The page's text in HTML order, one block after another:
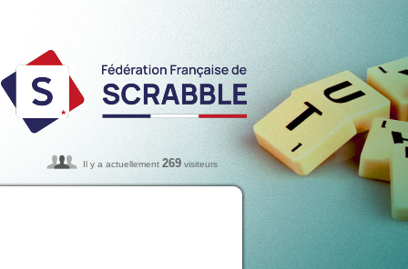
Il y a actuellement 269 visiteurs